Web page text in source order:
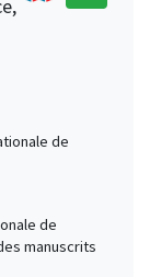
de
de
manuscrits